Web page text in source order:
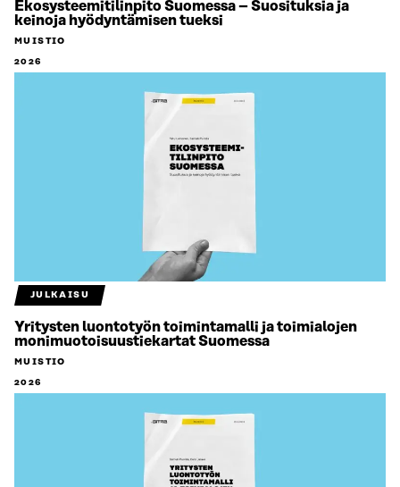
Ekosysteemitilinpito Suomessa – Suosituksia ja
keinoja hyödyntämisen tueksi
MUISTIO
2026
JULKAISU
Yritysten luontotyön toimintamalli ja toimialojen
monimuotoisuustiekartat Suomessa
MUISTIO
2026